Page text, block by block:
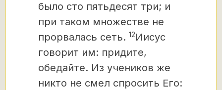
было сто пятьдесят три; и
при таком множестве не
прорвалась сеть. 12Иисус
говорит им: придите,
обедайте. Из учеников же
никто не смел спросить Его: